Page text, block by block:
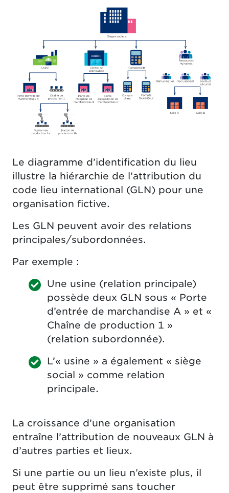
Le diagramme d’identification du lieu
illustre la hiérarchie de l’attribution du
code lieu international (GLN) pour une
organisation fictive.
Les GLN peuvent avoir des relations
principales/subordonnées.
Par exemple :
Une usine (relation principale)
possède deux GLN sous « Porte
d’entrée de marchandise A » et «
Chaîne de production 1 »
(relation subordonnée).
L’« usine » a également « siège
social » comme relation
principale.
La croissance d’une organisation
entraîne l’attribution de nouveaux GLN à
d’autres parties et lieux.
Si une partie ou un lieu n’existe plus, il
peut être supprimé sans toucher